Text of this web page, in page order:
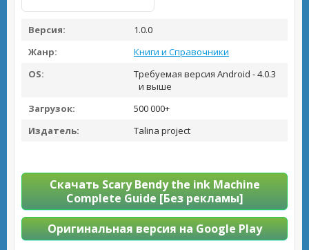
Версия:
1.0.0
Жанр:
Книги и Справочники
OS:
Требуемая версия Android - 4.0.3
и выше
Загрузок:
500 000+
Издатель:
Talina project
Скачать Scary Bendy the ink Machine
Complete Guide [Без рекламы]
Оригинальная версия на Google Play